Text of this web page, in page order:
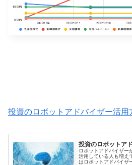
投資のロボットアドバイザー活用
投資のロボットア
ロボットアドバイザー
活用している人も増え
はロボットアドバイザ